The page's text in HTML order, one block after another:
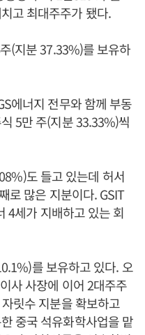
고 최대주주가 됐다.
(지분 37.33%)를 보유하
에너지 전무와 함께 부동
5만 주(지분 33.33%)씩
도 들고 있는데 허서
로 많은 지분이다. GSIT
4세가 지배하고 있는 회
를 보유하고 있다. 오
사 사장에 이어 2대주주
릿수 지분을 확보하고
중국 석유화학사업을 맡